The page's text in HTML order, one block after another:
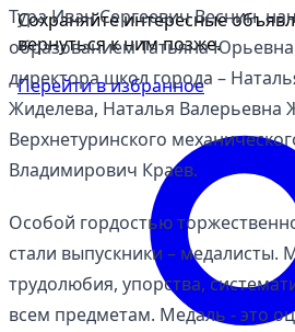
Сохраняйте интересные
вернуться к ним позже.
Перейти в избранное
Тура Иван Сергеевич Веснин,
образованием Татьяна
директора школ города –
Жиделева, Наталья Валерьевна
Верхнетуринского
Владимирович Краев.
Особой гордостью
стали выпускники – медалисты.
трудолюбия, упорства,
всем предметам. Медаль - это